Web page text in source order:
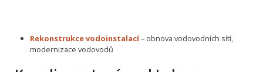
Rekonstrukce vodoinstalací– obnova vodovodních sítí,
modernizace vodovodů